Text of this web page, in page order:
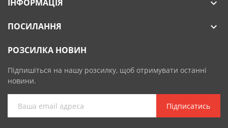
ІНФОРМАЦІЯ 
ПОСИЛАННЯ 
РОЗСИЛКА НОВИН
Підпишіться на нашу розсилку, щоб отримувати останні
новини.
Підписатись